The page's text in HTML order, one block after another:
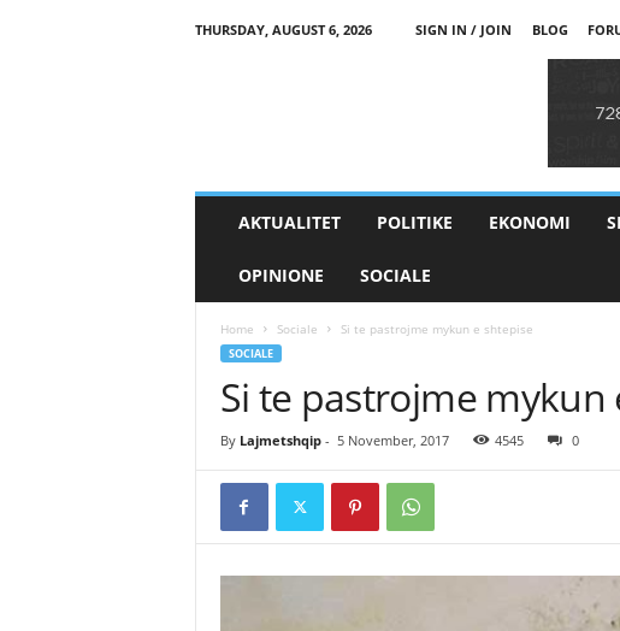
THURSDAY, AUGUST 6, 2026 SIGN IN / JOIN BLOG
AKTUALITET POLITIKE EKONOMI
OPINIONE SOCIALE
Home Sociale Si te pastrojme mykun e shtepise
SOCIALE
Si te pastrojme mykun
By Lajmetshqip- 5 November, 2017 4545 0